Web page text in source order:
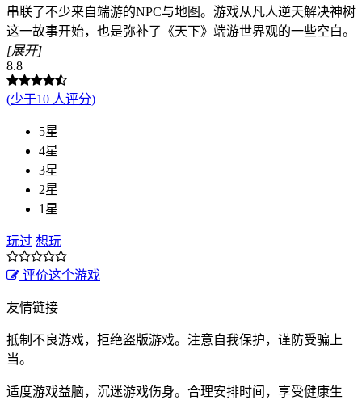
串联了不少来自端游的NPC与地图。游戏从凡人逆天解决神树
这一故事开始，也是弥补了《天下》端游世界观的一些空白。
[展开]
8.8
(少于10 人评分)
5星
4星
3星
2星
1星
玩过 想玩
评价这个游戏
友情链接
抵制不良游戏，拒绝盗版游戏。注意自我保护，谨防受骗上
当。
适度游戏益脑，沉迷游戏伤身。合理安排时间，享受健康生